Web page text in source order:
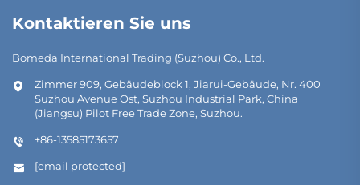
Kontaktieren Sie uns
Bomeda International Trading (Suzhou) Co., Ltd.
Zimmer 909, Gebäudeblock 1, Jiarui-Gebäude, Nr. 400
Suzhou Avenue Ost, Suzhou Industrial Park, China
(Jiangsu) Pilot Free Trade Zone, Suzhou.
+86-13585173657
[email protected]